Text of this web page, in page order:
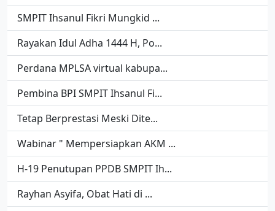
SMPIT Ihsanul Fikri Mungkid ...
Rayakan Idul Adha 1444 H, Po...
Perdana MPLSA virtual kabupa...
Pembina BPI SMPIT Ihsanul Fi...
Tetap Berprestasi Meski Dite...
Wabinar " Mempersiapkan AKM ...
H-19 Penutupan PPDB SMPIT Ih...
Rayhan Asyifa, Obat Hati di ...